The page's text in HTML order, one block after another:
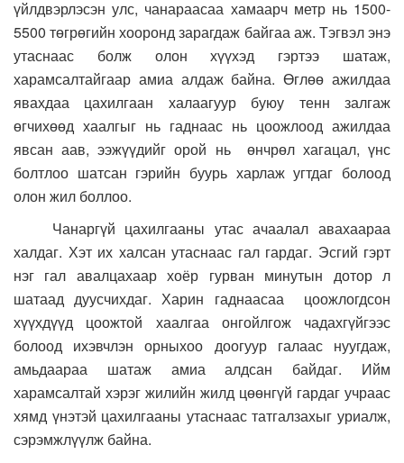
үйлдвэрлэсэн улс, чанараасаа хамаарч метр нь 1500-
5500 төгрөгийн хооронд зарагдаж байгаа аж. Тэгвэл энэ
утаснаас болж олон хүүхэд гэртээ шатаж,
харамсалтайгаар амиа алдаж байна. Өглөө ажилдаа
явахдаа цахилгаан халаагуур буюу тенн залгаж
өгчихөөд хаалгыг нь гаднаас нь цоожлоод ажилдаа
явсан аав, ээжүүдийг орой нь өнчрөл хагацал, үнс
болтлоо шатсан гэрийн буурь харлаж угтдаг болоод
олон жил боллоо.
Чанаргүй цахилгааны утас ачаалал авахаараа
халдаг. Хэт их халсан утаснаас гал гардаг. Эсгий гэрт
нэг гал авалцахаар хоёр гурван минутын дотор л
шатаад дуусчихдаг. Харин гаднаасаа цоожлогдсон
хүүхдүүд цоожтой хаалгаа онгойлгож чадахгүйгээс
болоод ихэвчлэн орныхоо доогуур галаас нуугдаж,
амьдаараа шатаж амиа алдсан байдаг. Ийм
харамсалтай хэрэг жилийн жилд цөөнгүй гардаг учраас
хямд үнэтэй цахилгааны утаснаас татгалзахыг уриалж,
сэрэмжлүүлж байна.